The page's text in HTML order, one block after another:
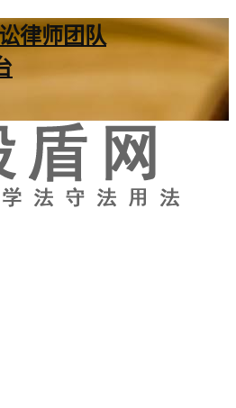
律师团队